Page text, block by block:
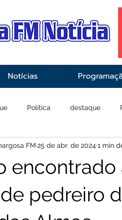
Notícias
Política destaque
Infraestrutura Saúde
encontrado
de pedreiro
FM 25 de abr. de 20241 min